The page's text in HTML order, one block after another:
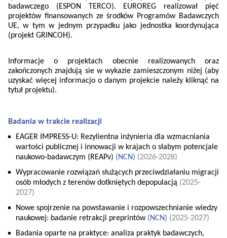
badawczego (ESPON TERCO). EUROREG realizował pięć
projektów finansowanych ze środków Programów Badawczych
UE, w tym w jednym przypadku jako jednostka koordynująca
(projekt GRINCOH).
Informacje o projektach obecnie realizowanych oraz
zakończonych znajdują sie w wykazie zamieszczonym niżej (aby
uzyskać więcej informacjo o danym projekcie należy kliknąć na
tytuł projektu).
Badania w trakcie realizacji
EAGER IMPRESS-U: Rezylientna inżynieria dla wzmacniania
wartości publicznej i innowacji w krajach o słabym potencjale
naukowo-badawczym (REAPv) (NCN) (2026-2028)
Wypracowanie rozwiązań służących przeciwdziałaniu migracji
osób młodych z terenów dotkniętych depopulacją (2025-
2027)
Nowe spojrzenie na powstawanie i rozpowszechnianie wiedzy
naukowej: badanie retrakcji preprintów (NCN) (2025-2027)
Badania oparte na praktyce: analiza praktyk badawczych,